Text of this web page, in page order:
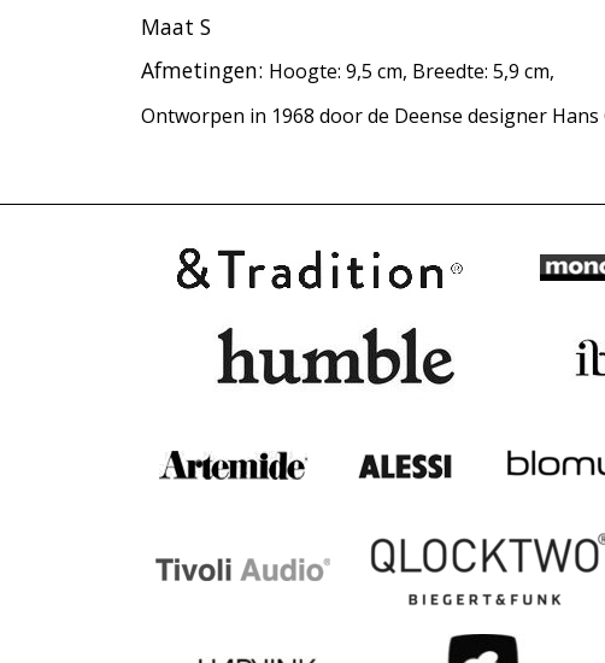
Maat S
Afmetingen: Hoogte: 9,5 cm, Breedte: 5,9 cm,
Ontworpen in 1968 door de Deense designer Hans